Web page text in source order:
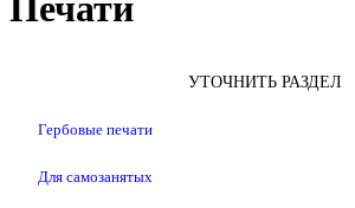
Печати
УТОЧНИТЬ РАЗДЕЛ
Гербовые печати
Для самозанятых